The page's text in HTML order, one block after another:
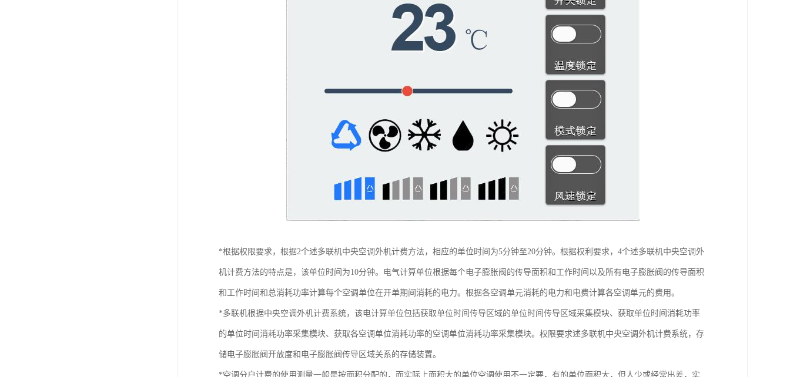
*根据权限要求，根据2个述多联机中央空调外机计费方法，相应的单位时间为5分钟至20分钟。根据权利要求，4个述多联机中央空调外
机计费方法的特点是，该单位时间为10分钟。电气计算单位根据每个电子膨胀阀的传导面积和工作时间以及所有电子膨胀阀的传导面积
和工作时间和总消耗功率计算每个空调单位在开单期间消耗的电力。根据各空调单元消耗的电力和电费计算各空调单元的费用。
*多联机根据中央空调外机计费系统，该电计算单位包括获取单位时间传导区域的单位时间传导区域采集模块、获取单位时间消耗功率
的单位时间消耗功率采集模块、获取各空调单位消耗功率的空调单位消耗功率采集模块。权限要求述多联机中央空调外机计费系统，存
储电子膨胀阀开放度和电子膨胀阀传导区域关系的存储装置。
*空调分户计费的使用测量一般是按面积分配的，而实际上面积大的单位空调使用不一定要，有的单位面积大，但人少或经常出差，实